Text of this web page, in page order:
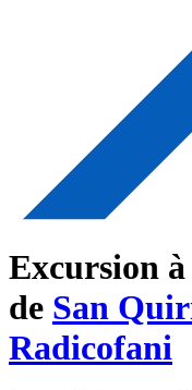
Excursion
de San
Radicofani